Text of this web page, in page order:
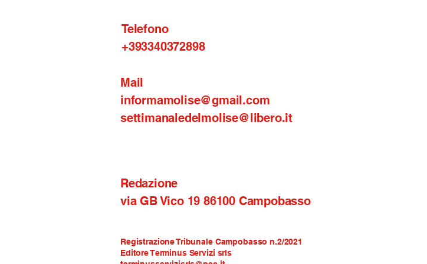
Telefono
+393340372898
Mail
informamolise@gmail.com
settimanaledelmolise@libero.it
Redazione
via GB Vico 19 86100 Campobasso
Registrazione Tribunale Campobasso n.2/2021
Editore Terminus Servizi srls